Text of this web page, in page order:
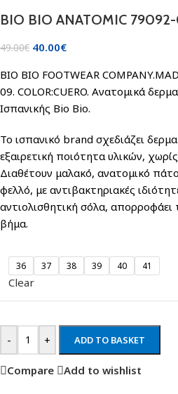
BIO BIO ANATOMIC
49.00€ 40.00€
BIO BIO FOOTWEAR
09. COLOR:CUERO. Ανατομικά
Ισπανικής Bio Bio.
Το ισπανικό brand σχεδιάζει
εξαιρετική ποιότητα υλικών,
Διαθέτουν μαλακό, ανατομικό
φελλό, με αντιβακτηριακές
αντιολισθητική σόλα,
βήμα.
36 37 38 39 40 41
Clear
- + ADD TO BASKET
Compare Add to wishlist